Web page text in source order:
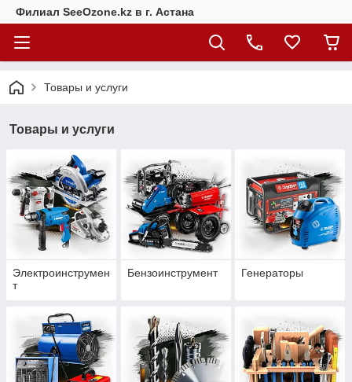
Филиал SeeOzone.kz в г. Астана
Товары и услуги
Товары и услуги
Электроинструмен
т
Бензоинструмент Генераторы